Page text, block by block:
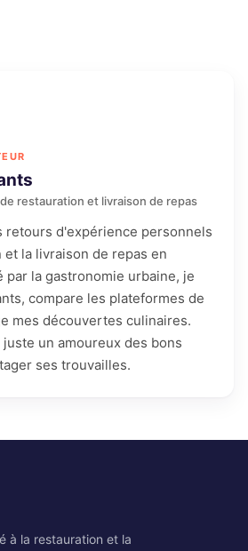
restauration et livraison de repas
retours d'expérience personnels
la livraison de repas en
par la gastronomie urbaine, je
compare les plateformes de
mes découvertes culinaires.
un amoureux des bons
ses trouvailles.
à la restauration et la